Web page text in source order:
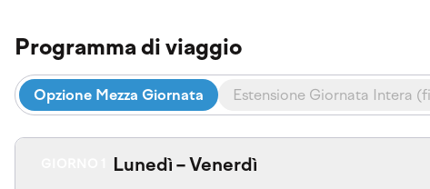
Programma di viaggio
Opzione Mezza Giornata Estensione Giornata Intera
Lunedì – Venerdì